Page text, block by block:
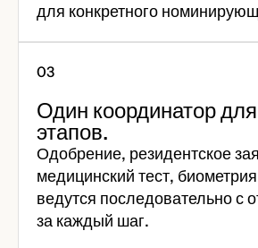
для конкретного
Один координатор
этапов.
Одобрение, резидентское
медицинский тест,
ведутся последовательно с
за каждый шаг.